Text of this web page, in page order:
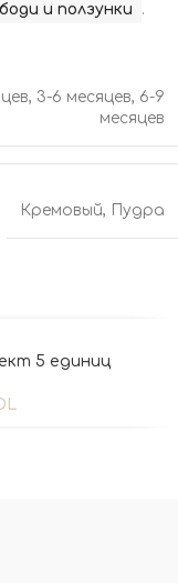
и ползунки
.
, 3-6 месяцев, 6-9
месяцев
Кремовый, Пудра
5 единиц